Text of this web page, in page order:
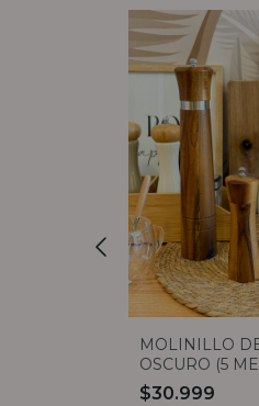
MOLINILLO
OSCURO (5
$30.999